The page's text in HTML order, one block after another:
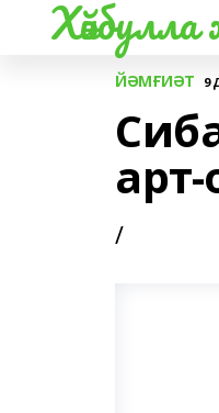
Хәйбулла
ЙӘМҒИӘТ 9
/